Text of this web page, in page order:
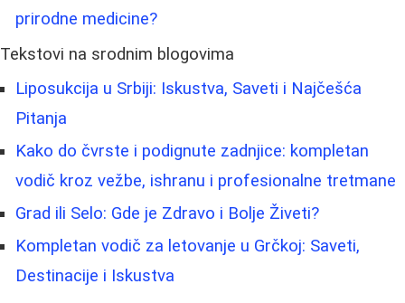
prirodne medicine?
Tekstovi na srodnim blogovima
Liposukcija u Srbiji: Iskustva, Saveti i Najčešća
Pitanja
Kako do čvrste i podignute zadnjice: kompletan
vodič kroz vežbe, ishranu i profesionalne tretmane
Grad ili Selo: Gde je Zdravo i Bolje Živeti?
Kompletan vodič za letovanje u Grčkoj: Saveti,
Destinacije i Iskustva